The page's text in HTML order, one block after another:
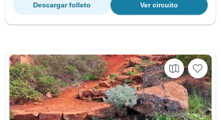
Ver circuito
Descargar folleto